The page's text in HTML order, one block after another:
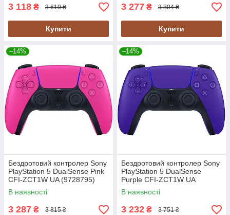
3 118 ₴ 3 619 ₴
Купити
3 277 ₴ 3 804 ₴
Купити
–14%
Бездротовий контролер Sony
PlayStation 5 DualSense Pink
CFI-ZCT1W UA (9728795)
В наявності
3 287 ₴ 3 815 ₴
–14%
Бездротовий контролер Sony
PlayStation 5 DualSense
Purple CFI-ZCT1W UA
(9729297)
В наявності
3 232 ₴ 3 751 ₴